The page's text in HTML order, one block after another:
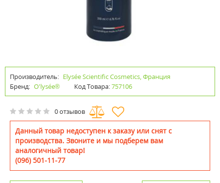
Производитель: Elysée Scientific Cosmetics, Франция
Бренд: O'lysée® Код Товара:757106
0 отзывов
Данный товар недоступен к заказу или снят с
производства. Звоните и мы подберем вам
аналогичный товар!
(096) 501-11-77